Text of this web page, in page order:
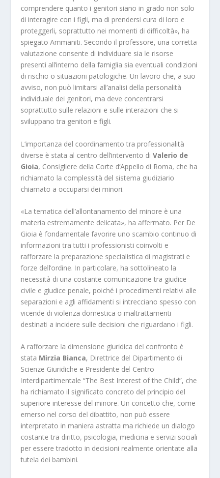
comprendere quanto i genitori siano in grado non solo
di interagire con i figli, ma di prendersi cura di loro e
proteggerli, soprattutto nei momenti di difficoltà», ha
spiegato Ammaniti. Secondo il professore, una corretta
valutazione consente di individuare sia le risorse
presenti all’interno della famiglia sia eventuali condizioni
di rischio o situazioni patologiche. Un lavoro che, a suo
avviso, non può limitarsi all’analisi della personalità
individuale dei genitori, ma deve concentrarsi
soprattutto sulle relazioni e sulle interazioni che si
sviluppano tra genitori e figli.
L’importanza del coordinamento tra professionalità
diverse è stata al centro dell’intervento diValerio de
Gioia, Consigliere della Corte d’Appello di Roma, che ha
richiamato la complessità del sistema giudiziario
chiamato a occuparsi dei minori.
«La tematica dell’allontanamento del minore è una
materia estremamente delicata», ha affermato. Per De
Gioia è fondamentale favorire uno scambio continuo di
informazioni tra tutti i professionisti coinvolti e
rafforzare la preparazione specialistica di magistrati e
forze dell’ordine. In particolare, ha sottolineato la
necessità di una costante comunicazione tra giudice
civile e giudice penale, poiché i procedimenti relativi alle
separazioni e agli affidamenti si intrecciano spesso con
vicende di violenza domestica o maltrattamenti
destinati a incidere sulle decisioni che riguardano i figli.
A rafforzare la dimensione giuridica del confronto è
stata Mirzia Bianca, Direttrice del Dipartimento di
Scienze Giuridiche e Presidente del Centro
Interdipartimentale “The Best Interest of the Child”, che
ha richiamato il significato concreto del principio del
superiore interesse del minore. Un concetto che, come
emerso nel corso del dibattito, non può essere
interpretato in maniera astratta ma richiede un dialogo
costante tra diritto, psicologia, medicina e servizi sociali
per essere tradotto in decisioni realmente orientate alla
tutela dei bambini.